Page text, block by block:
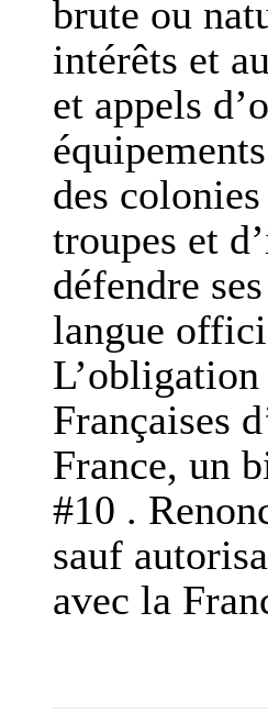
brute ou
intérêts et
et appels
des
troupes et
défendre
langue
Françaises
France, un
#10 .
sauf
avec la